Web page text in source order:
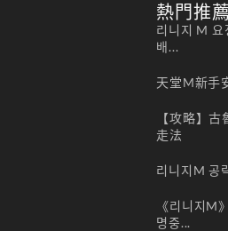
熱門推薦
리니지 M 요
배...
天堂M新手
【攻略】
走法
리니지M 공
《리니지M
명중...